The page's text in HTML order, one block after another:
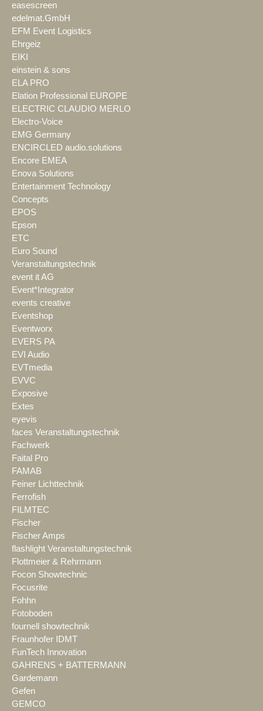
easescreen
edelmat.GmbH
EFM Event Logistics
Ehrgeiz
EIKI
einstein & sons
ELA PRO
Elation Professional EUROPE
ELECTRIC CLAUDIO MERLO
Electro-Voice
EMG Germany
ENCIRCLED audio.solutions
Encore EMEA
Enova Solutions
Entertainment Technology
Concepts
EPOS
Epson
ETC
Euro Sound
Veranstaltungstechnik
event it AG
Event*Integrator
events creative
Eventshop
Eventworx
EVERS PA
EVI Audio
EVTmedia
EVVC
Exposive
Extes
eyevis
faces Veranstaltungstechnik
Fachwerk
Faital Pro
FAMAB
Feiner Lichttechnik
Ferrofish
FILMTEC
Fischer
Fischer Amps
flashlight Veranstaltungstechnik
Flottmeier & Rehrmann
Focon Showtechnic
Focusrite
Fohhn
Fotoboden
fournell showtechnik
Fraunhofer IDMT
FunTech Innovation
GAHRENS + BATTERMANN
Gardemann
Gefen
GEMCO